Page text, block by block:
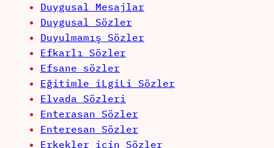
Duygusal Mesajlar
Duygusal Sözler
Duyulmamış Sözler
Efkarlı Sözler
Efsane sözler
Eğitimle iLgiLi Sözler
Elvada Sözleri
Enterasan Sözler
Enteresan Sözler
Erkekler için Sözler